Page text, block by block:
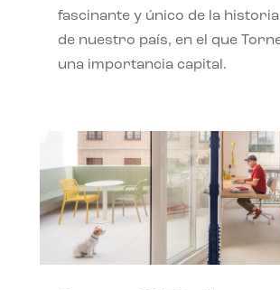
fascinante y único de la
de nuestro país, en el que
una importancia capital.